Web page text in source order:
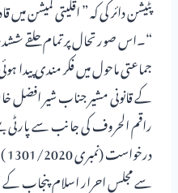
پٹیشن دائر کی کہ ” اقلیتی کمیشن
“۔اس صورتحال پر تمام حلقے ششدر
جماعتی ماحول میں فکر مندی پیدا
کے قانونی مشیر جناب شیر افضل
راقم الحروف کی جانب سے
سے مجلس احرار اسلام پنجاب کے